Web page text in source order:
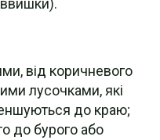
від коричневого
лусочками, які
до краю;
до бурого або